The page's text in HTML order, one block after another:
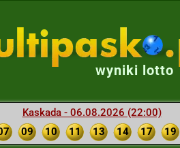
wyniki lotto
Kaskada - 06.08.2026 (22:00)
09 10 11 13 14 17 19